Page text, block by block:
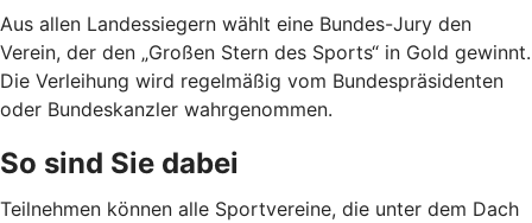
Aus allen Landessiegern wählt eine Bundes-Jury den
Verein, der den „Großen Stern des Sports“ in Gold gewinnt.
Die Verleihung wird regelmäßig vom Bundespräsidenten
oder Bundeskanzler wahrgenommen.
So sind Sie dabei
Teilnehmen können alle Sportvereine, die unter dem Dach